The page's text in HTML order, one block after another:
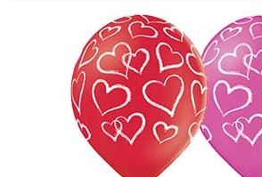
Оптовый Магазин
Корзина
Избранное